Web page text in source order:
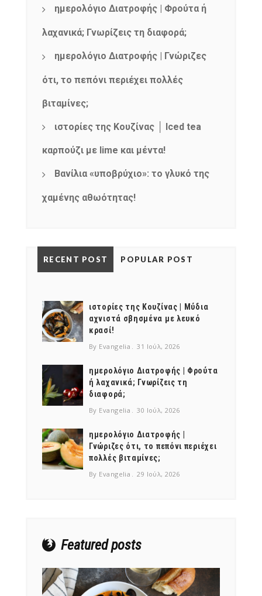
ημερολόγιο Διατροφής | Φρούτα ή
λαχανικά; Γνωρίζεις τη διαφορά;
ημερολόγιο Διατροφής | Γνώριζες
ότι, το πεπόνι περιέχει πολλές
βιταμίνες;
ιστορίες της Κουζίνας │ Iced tea
καρπούζι με lime και μέντα!
Βανίλια «υποβρύχιο»: το γλυκό της
χαμένης αθωότητας!
RECENT POST POPULAR POST
ιστορίες της Κουζίνας | Μύδια
αχνιστά σβησμένα με λευκό
κρασί!
By Evangelia 31 Ιούλ, 2026
ημερολόγιο Διατροφής | Φρούτα
ή λαχανικά; Γνωρίζεις τη
διαφορά;
By Evangelia 30 Ιούλ, 2026
ημερολόγιο Διατροφής |
Γνώριζες ότι, το πεπόνι περιέχει
πολλές βιταμίνες;
By Evangelia 29 Ιούλ, 2026
Featured posts
NEWSLETTER
Get ti
your favorite
products